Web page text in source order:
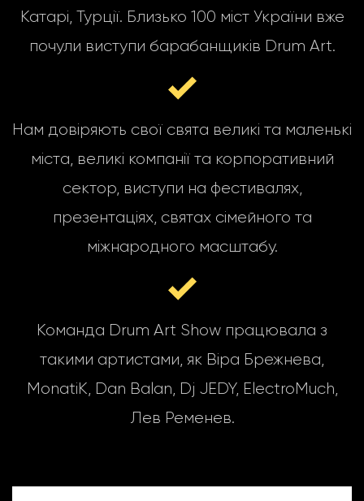
Катарі, Турції. Близько 100 міст України вже
почули виступи барабанщиків Drum Art.
Нам довіряють свої свята великі та маленькі
міста, великі компанії та корпоративний
сектор, виступи на фестивалях,
презентаціях, святах сімейного та
міжнародного масштабу.
Команда Drum Art Show працювала з
такими артистами, як Віра Брежнева,
MonatiK, Dan Balan, Dj JEDY, ElectroMuch,
Лев Ременев.